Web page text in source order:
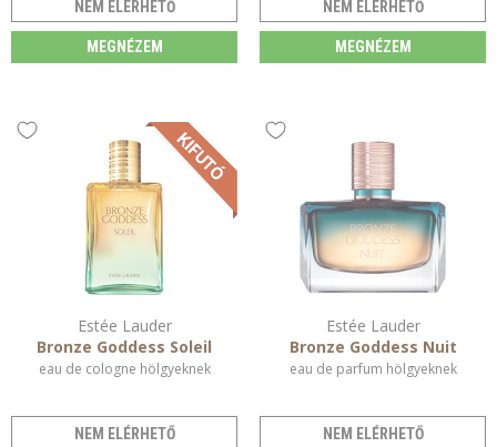
NEM ELÉRHETŐ
MEGNÉZEM
NEM ELÉRHETŐ
MEGNÉZEM
Estée Lauder
Bronze Goddess Soleil
eau de cologne hölgyeknek
NEM ELÉRHETŐ
Estée Lauder
Bronze Goddess Nuit
eau de parfum hölgyeknek
NEM ELÉRHETŐ